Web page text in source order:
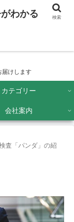
るブログ
届けします
カテゴリー
会社案内
査「パンダ」の紹
わかる 検索